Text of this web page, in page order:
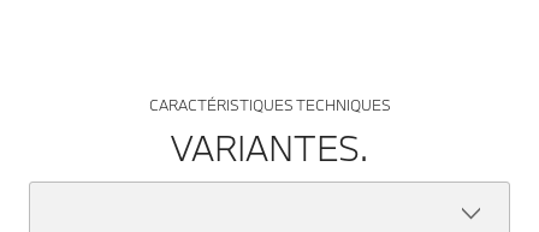
CARACTÉRISTIQUES TECHNIQUES
VARIANTES.